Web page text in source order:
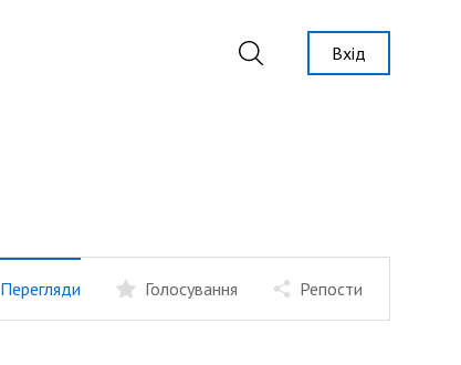
Вхід
Перегляди Голосування Репости